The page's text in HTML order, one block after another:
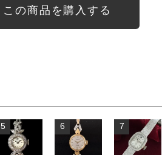
この商品を購入する
5 6 7